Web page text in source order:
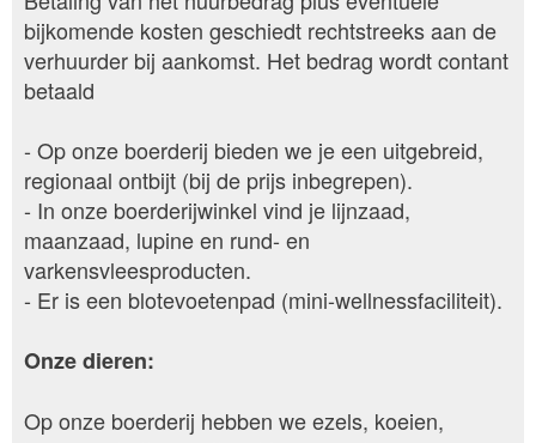
bijkomende kosten geschiedt rechtstreeks aan de
verhuurder bij aankomst. Het bedrag wordt contant
betaald
- Op onze boerderij bieden we je een uitgebreid,
regionaal ontbijt (bij de prijs inbegrepen).
- In onze boerderijwinkel vind je lijnzaad,
maanzaad, lupine en rund- en
varkensvleesproducten.
- Er is een blotevoetenpad (mini-wellnessfaciliteit).
Onze dieren:
Op onze boerderij hebben we ezels, koeien,